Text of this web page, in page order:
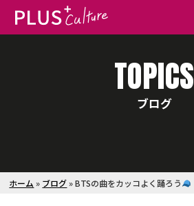
TOPICS
ブログ
ホーム » ブログ»BTSの曲をカッコよく踊ろう